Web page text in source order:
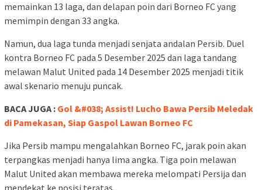
memainkan 13 laga, dan delapan poin dari Borneo FC yang
memimpin dengan 33 angka.
Namun, dua laga tunda menjadi senjata andalan Persib. Duel
kontra Borneo FC pada 5 Desember 2025 dan laga tandang
melawan Malut United pada 14 Desember 2025 menjadi titik
awal skenario menuju puncak.
BACA JUGA : Gol &#038; Assist! Lucho Bawa Persib Meledak
di Pamekasan, Siap Gaspol Lawan Borneo FC
Jika Persib mampu mengalahkan Borneo FC, jarak poin akan
terpangkas menjadi hanya lima angka. Tiga poin melawan
Malut United akan membawa mereka melompati Persija dan